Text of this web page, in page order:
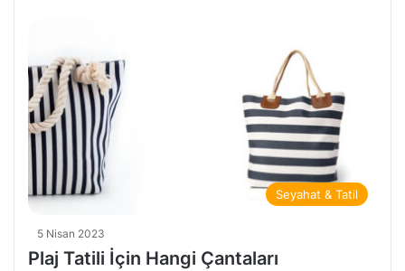
Seyahat & Tatil
5 Nisan 2023
Plaj Tatili İçin Hangi Çantaları